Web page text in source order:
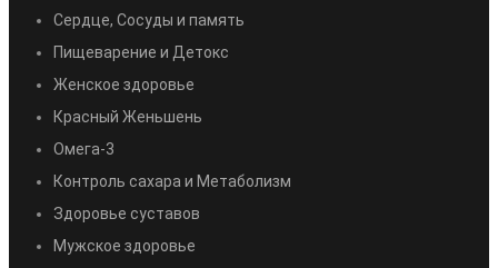
Сердце, Сосуды и память
Пищеварение и Детокс
Женское здоровье
Красный Женьшень
Омега-3
Контроль сахара и Метаболизм
Здоровье суставов
Мужское здоровье